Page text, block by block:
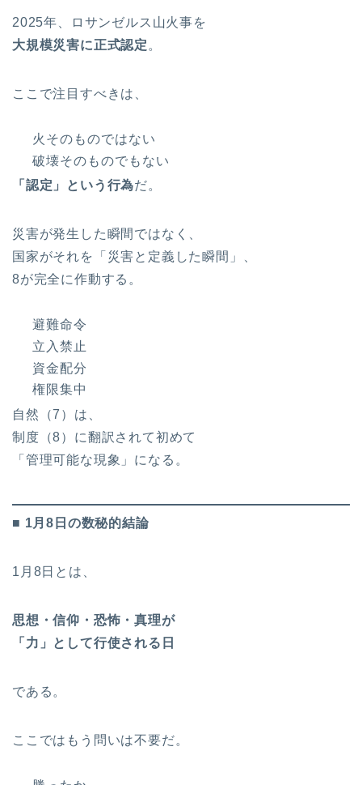
2025年、ロサンゼルス山火事を
大規模災害に正式認定 。
ここで注目すべきは、
火そのものではない
破壊そのものでもない
「認定」という行為だ。
災害が発生した瞬間ではなく、
国家がそれを「災害と定義した瞬間」、
8が完全に作動する。
避難命令
立入禁止
資金配分
権限集中
自然（7）は、
制度（8）に翻訳されて初めて
「管理可能な現象」になる。
■ 1月8日の数秘的結論
1月8日とは、
思想・信仰・恐怖・真理が
「力」として行使される日
である。
ここではもう問いは不要だ。